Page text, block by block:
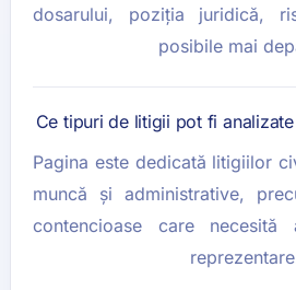
dosarului, poziția juridică,
posibile mai
Ce tipuri de litigii pot fi
Pagina este dedicată litigiilor
muncă și administrative,
contencioase care